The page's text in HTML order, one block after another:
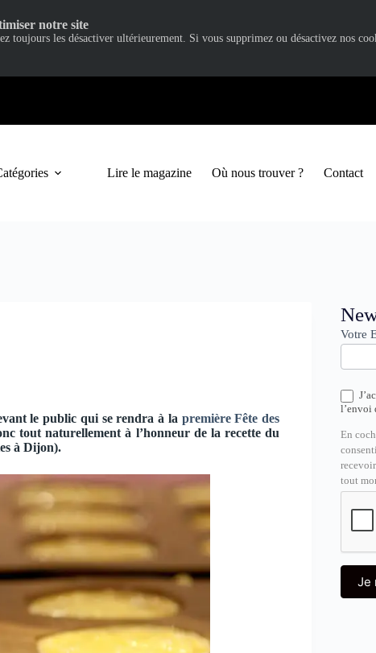
Lire le magazine Où nous trouver ? Contact
le public qui se rendra à la première Fête des
tout naturellement à l’honneur de la recette du
à Dijon).
Votre
l’envoi
En
tout
Je
notre site
toujours les désactiver ultérieurement. Si vous supprimez ou désactivez nos